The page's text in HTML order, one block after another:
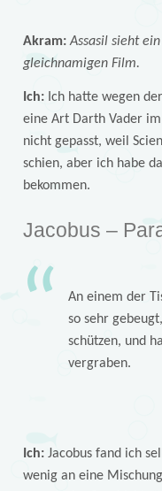
Akram: Assasil sieht
gleichnamigen Film.
Ich:Ich hatte wegen
eine Art Darth Vader
nicht gepasst, weil
schien, aber ich habe
bekommen.
Jacobus –
An einem der
so sehr
schützen, und
vergraben.
Ich:Jacobus fand ich
wenig an eine